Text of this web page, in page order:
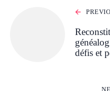
défis et